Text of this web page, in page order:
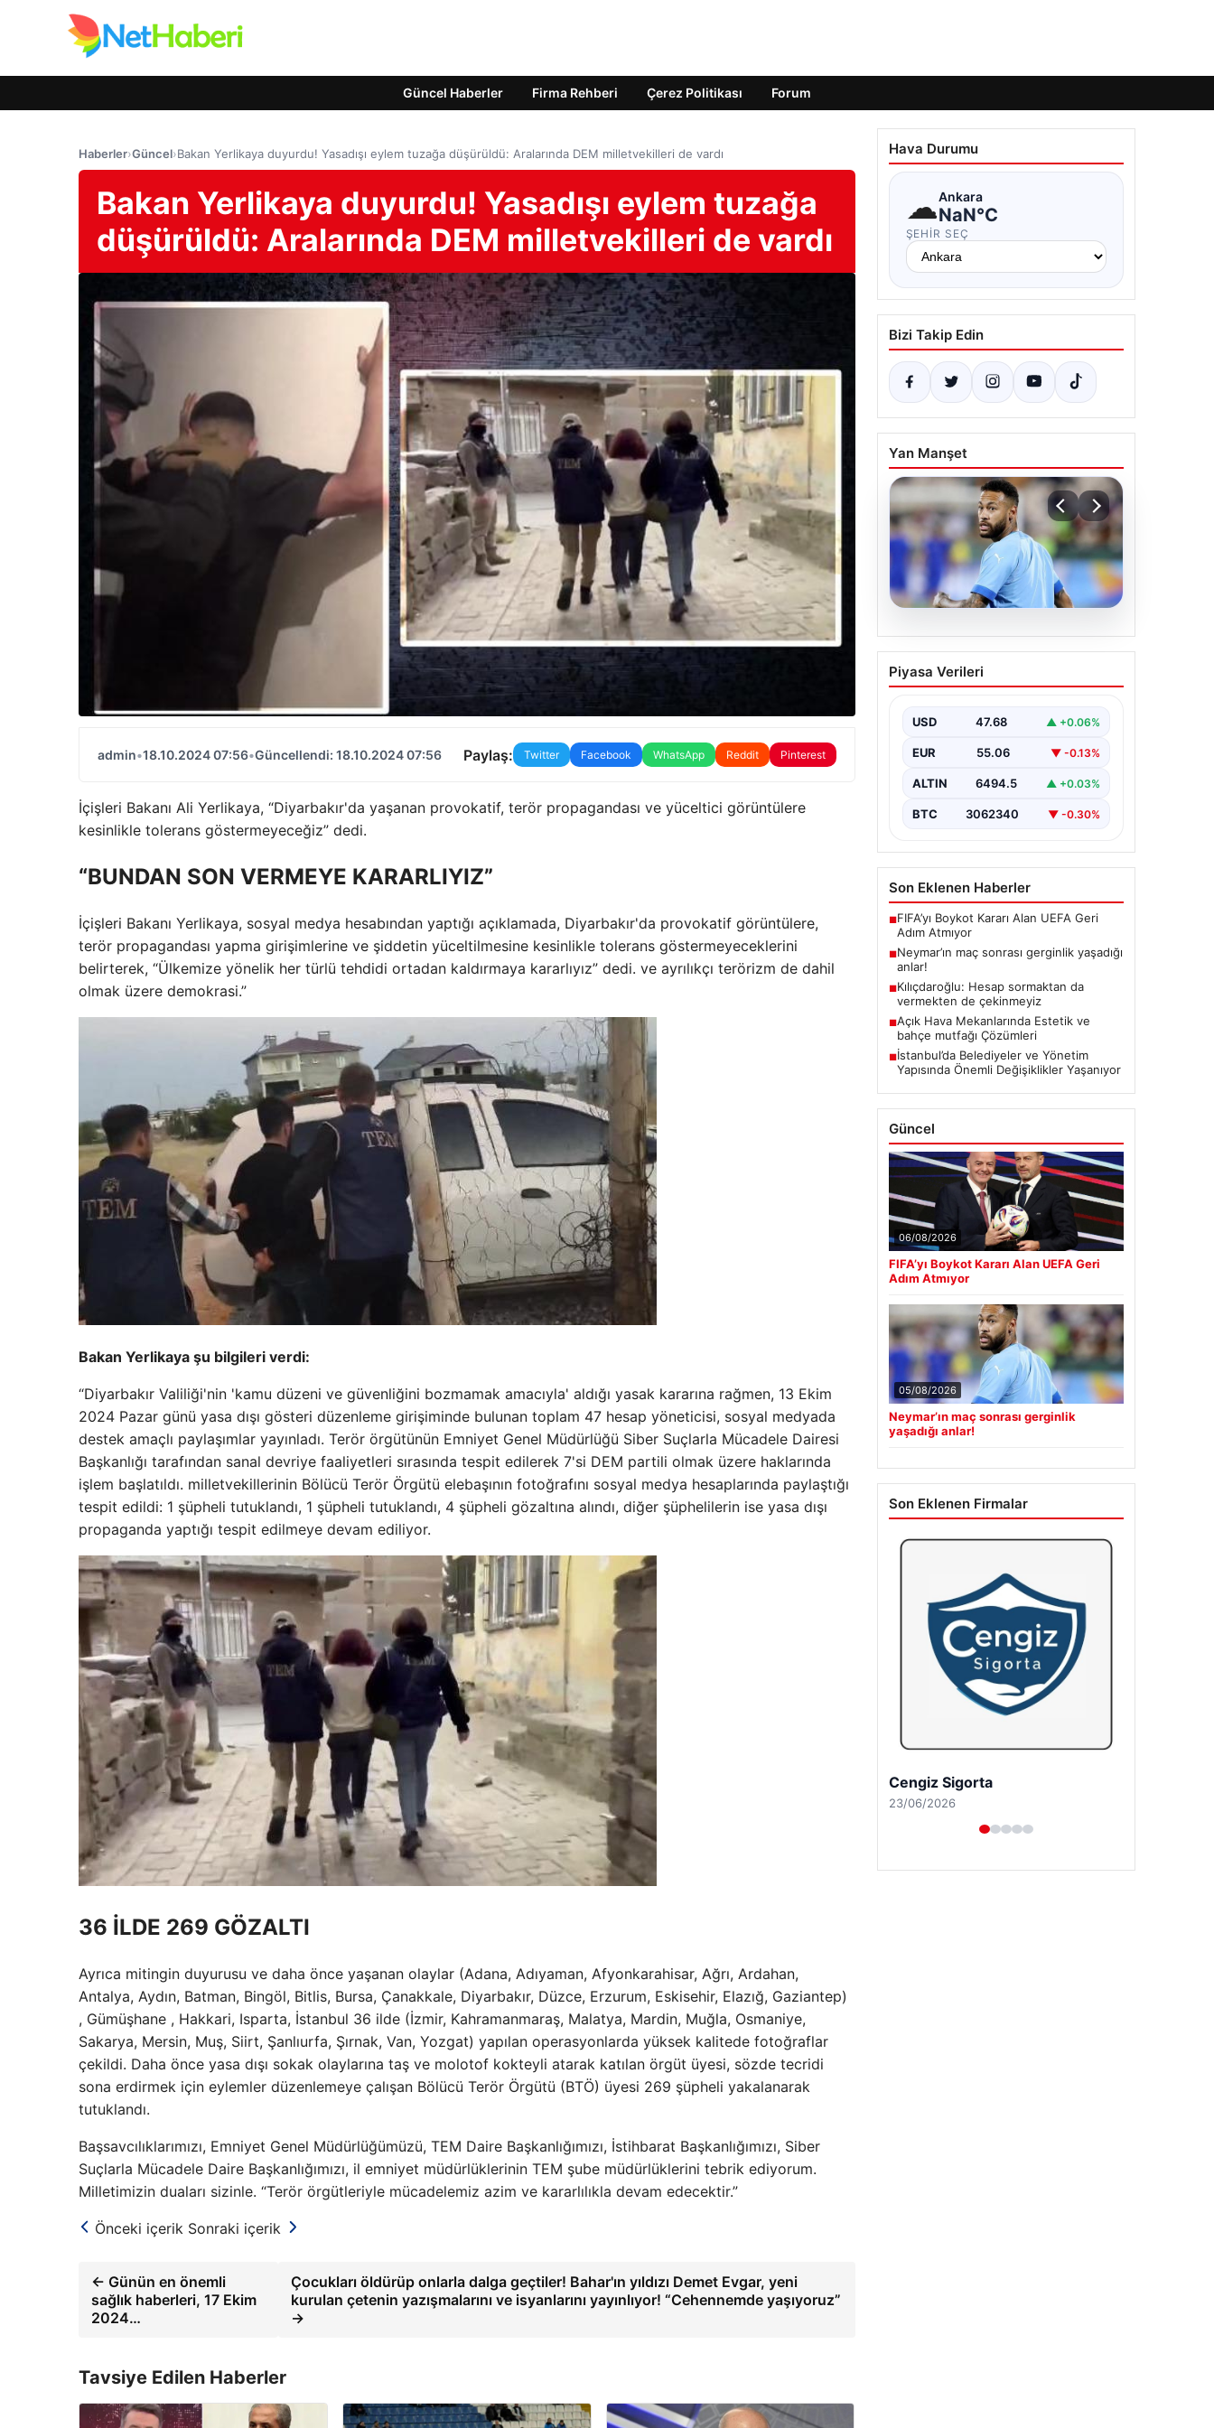
Güncel Haberler Firma Rehberi Çerez Politikası Forum
Haberler›Güncel›Bakan Yerlikaya duyurdu! Yasadışı eylem tuzağa düşürüldü: Aralarında DEM milletvekilleri de vardı
Bakan Yerlikaya duyurdu! Yasadışı eylem tuzağa
düşürüldü: Aralarında DEM milletvekilleri de vardı
admin•18.10.2024 07:56•Güncellendi: 18.10.2024 07:56 Paylaş: Twitter Facebook WhatsApp Reddit Pinterest
İçişleri Bakanı Ali Yerlikaya, “Diyarbakır'da yaşanan provokatif, terör propagandası ve yüceltici görüntülere
kesinlikle tolerans göstermeyeceğiz” dedi.
“BUNDAN SON VERMEYE KARARLIYIZ”
İçişleri Bakanı Yerlikaya, sosyal medya hesabından yaptığı açıklamada, Diyarbakır'da provokatif görüntülere,
terör propagandası yapma girişimlerine ve şiddetin yüceltilmesine kesinlikle tolerans göstermeyeceklerini
belirterek, “Ülkemize yönelik her türlü tehdidi ortadan kaldırmaya kararlıyız” dedi. ve ayrılıkçı terörizm de dahil
olmak üzere demokrasi.”
Bakan Yerlikaya şu bilgileri verdi:
“Diyarbakır Valiliği'nin 'kamu düzeni ve güvenliğini bozmamak amacıyla' aldığı yasak kararına rağmen, 13 Ekim
2024 Pazar günü yasa dışı gösteri düzenleme girişiminde bulunan toplam 47 hesap yöneticisi, sosyal medyada
destek amaçlı paylaşımlar yayınladı. Terör örgütünün Emniyet Genel Müdürlüğü Siber Suçlarla Mücadele Dairesi
Başkanlığı tarafından sanal devriye faaliyetleri sırasında tespit edilerek 7'si DEM partili olmak üzere haklarında
işlem başlatıldı. milletvekillerinin Bölücü Terör Örgütü elebaşının fotoğrafını sosyal medya hesaplarında paylaştığı
tespit edildi: 1 şüpheli tutuklandı, 1 şüpheli tutuklandı, 4 şüpheli gözaltına alındı, diğer şüphelilerin ise yasa dışı
propaganda yaptığı tespit edilmeye devam ediliyor.
36 İLDE 269 GÖZALTI
Ayrıca mitingin duyurusu ve daha önce yaşanan olaylar (Adana, Adıyaman, Afyonkarahisar, Ağrı, Ardahan,
Antalya, Aydın, Batman, Bingöl, Bitlis, Bursa, Çanakkale, Diyarbakır, Düzce, Erzurum, Eskisehir, Elazığ, Gaziantep)
, Gümüşhane , Hakkari, Isparta, İstanbul 36 ilde (İzmir, Kahramanmaraş, Malatya, Mardin, Muğla, Osmaniye,
Sakarya, Mersin, Muş, Siirt, Şanlıurfa, Şırnak, Van, Yozgat) yapılan operasyonlarda yüksek kalitede fotoğraflar
çekildi. Daha önce yasa dışı sokak olaylarına taş ve molotof kokteyli atarak katılan örgüt üyesi, sözde tecridi
sona erdirmek için eylemler düzenlemeye çalışan Bölücü Terör Örgütü (BTÖ) üyesi 269 şüpheli yakalanarak
tutuklandı.
Başsavcılıklarımızı, Emniyet Genel Müdürlüğümüzü, TEM Daire Başkanlığımızı, İstihbarat Başkanlığımızı, Siber
Suçlarla Mücadele Daire Başkanlığımızı, il emniyet müdürlüklerinin TEM şube müdürlüklerini tebrik ediyorum.
Milletimizin duaları sizinle. “Terör örgütleriyle mücadelemiz azim ve kararlılıkla devam edecektir.”
Önceki içerik Sonraki içerik
← Günün en önemli
sağlık haberleri, 17 Ekim
2024…
Çocukları öldürüp onlarla dalga geçtiler! Bahar'ın yıldızı Demet Evgar, yeni
kurulan çetenin yazışmalarını ve isyanlarını yayınlıyor! “Cehennemde yaşıyoruz”
→
Tavsiye Edilen Haberler
Hava Durumu
☁Ankara
NaN°C
ŞEHIR SEÇ
Bizi Takip Edin
Yan Manşet
05.08.2026
Neymar’ın maç sonrası
gerginlik yaşadığı anlar!
Piyasa Verileri
USD 47.68 ▲ +0.06%
EUR 55.06 ▼ -0.13%
ALTIN 6494.5 ▲ +0.03%
BTC 3062340 ▼ -0.30%
Son Eklenen Haberler
■FIFA’yı Boykot Kararı Alan UEFA Geri
Adım Atmıyor
■Neymar’ın maç sonrası gerginlik yaşadığı
anlar!
■Kılıçdaroğlu: Hesap sormaktan da
vermekten de çekinmeyiz
■Açık Hava Mekanlarında Estetik ve
bahçe mutfağı Çözümleri
■İstanbul’da Belediyeler ve Yönetim
Yapısında Önemli Değişiklikler Yaşanıyor
Güncel
06/08/2026
FIFA’yı Boykot Kararı Alan UEFA Geri
Adım Atmıyor
05/08/2026
Neymar’ın maç sonrası gerginlik
yaşadığı anlar!
Son Eklenen Firmalar
Hastaş Beton
26/05/2026